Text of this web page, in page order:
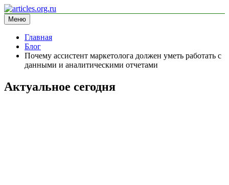
Перейти
к
содержимому
articles.org.ru
информационный сайт
Меню
Главная
Блог
Почему ассистент маркетолога должен уметь работать с
данными и аналитическими отчетами
Актуальное сегодня